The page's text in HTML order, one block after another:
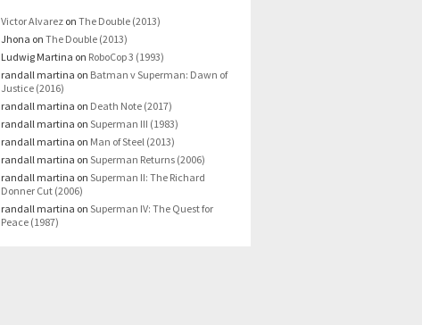
Victor Alvarez on The Double (2013)
Jhona on The Double (2013)
Ludwig Martina on RoboCop 3 (1993)
randall martina on Batman v Superman: Dawn of
Justice (2016)
randall martina on Death Note (2017)
randall martina on Superman III (1983)
randall martina on Man of Steel (2013)
randall martina on Superman Returns (2006)
randall martina on Superman II: The Richard
Donner Cut (2006)
randall martina on Superman IV: The Quest for
Peace (1987)